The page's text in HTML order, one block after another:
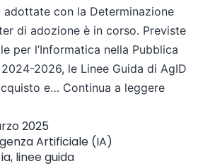
adottate con la Determinazione
di adozione è in corso. Previste
per l’Informatica nella Pubblica
2026, le Linee Guida di AgID
e… Continua a leggere
2025
Artificiale (IA)
ia, linee guida